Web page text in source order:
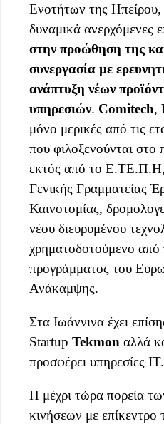
Ενοτήτων της
δυναμικά ανερχόμενες
στην προώθηση της
συνεργασία µε
ανάπτυξη νέων
υπηρεσιών. Comitech,
μόνο μερικές από τις
που φιλοξενούνται
εκτός από το Ε.ΤΕ.Π.Η,
Γενικής Γραμματείας
Καινοτομίας,
νέου διευρυμένου
χρηματοδοτούμενο από
προγράμματος του
Ανάκαμψης.
Στα Ιωάννινα έχει
Startup Tekmon αλλά
προσφέρει υπηρεσίες IT.
Η μέχρι τώρα πορεία
κινήσεων με επίκεντρο